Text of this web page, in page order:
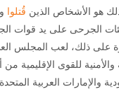
هو الأشخاص الذين قُتلوا
مئات الجرحى على يد قوات
على ذلك، لعب المجلس
والأمنية للقوى الإقليمية